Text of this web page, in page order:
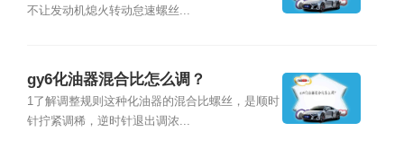
不让发动机熄火转动怠速螺丝...
gy6化油器混合比怎么调？
1了解调整规则这种化油器的混合比螺丝，是顺时
针拧紧调稀，逆时针退出调浓...